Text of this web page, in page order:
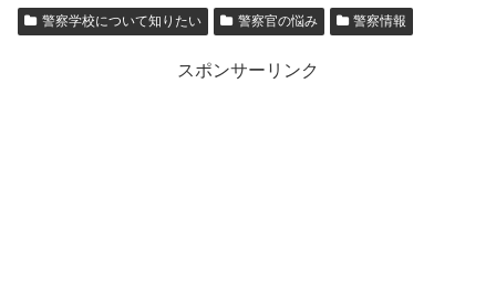
警察学校について知りたい 警察官の悩み 警察情報
スポンサーリンク